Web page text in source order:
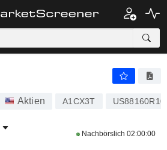
+2,83 %
Aktien A1CX3T
Nachbörslich 02:00:00